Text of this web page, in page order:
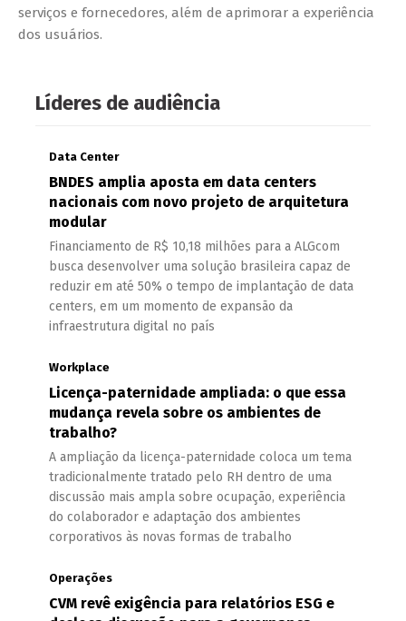
serviços e fornecedores, além de aprimorar a experiência
dos usuários.
Líderes de audiência
Data Center
BNDES amplia aposta em data centers
nacionais com novo projeto de arquitetura
modular
Financiamento de R$ 10,18 milhões para a ALGcom
busca desenvolver uma solução brasileira capaz de
reduzir em até 50% o tempo de implantação de data
centers, em um momento de expansão da
infraestrutura digital no país
Workplace
Licença-paternidade ampliada: o que essa
mudança revela sobre os ambientes de
trabalho?
A ampliação da licença-paternidade coloca um tema
tradicionalmente tratado pelo RH dentro de uma
discussão mais ampla sobre ocupação, experiência
do colaborador e adaptação dos ambientes
corporativos às novas formas de trabalho
Operações
CVM revê exigência para relatórios ESG e